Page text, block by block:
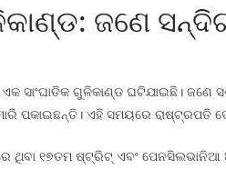
ଜଣେ
ସାଂଘାତିକ ଗୁଳିକାଣ୍ଡ ଘଟିଯାଇଛି। ଜଣେ
ପକାଇଛନ୍ତି। ଏହି ସମୟରେ ରାଷ୍ଟ୍ରପତି
ଥିବା ୧୭ତମ ଷ୍ଟ୍ରିଟ୍ ଏବଂ